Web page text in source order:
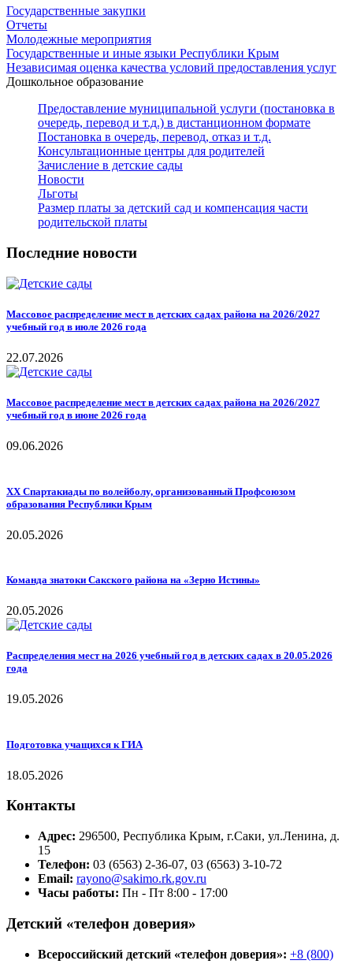
Государственные закупки
Отчеты
Молодежные мероприятия
Государственные и иные языки Республики Крым
Независимая оценка качества условий предоставления услуг
Дошкольное образование
Предоставление муниципальной услуги (постановка в
очередь, перевод и т.д.) в дистанционном формате
Постановка в очередь, перевод, отказ и т.д.
Консультационные центры для родителей
Зачисление в детские сады
Новости
Льготы
Размер платы за детский сад и компенсация части
родительской платы
Последние новости
Массовое распределение мест в детских садах района на 2026/2027
учебный год в июле 2026 года
22.07.2026
Массовое распределение мест в детских садах района на 2026/2027
учебный год в июне 2026 года
09.06.2026
ХХ Спартакиады по волейболу, организованный Профсоюзом
образования Республики Крым
20.05.2026
Команда знатоки Сакского района на «Зерно Истины»
20.05.2026
Распределения мест на 2026 учебный год в детских садах в 20.05.2026
года
19.05.2026
Подготовка учащихся к ГИА
18.05.2026
Контакты
Адрес: 296500, Республика Крым, г.Саки, ул.Ленина, д.
15
Телефон: 03 (6563) 2-36-07, 03 (6563) 3-10-72
Email: rayono@sakimo.rk.gov.ru
Часы работы: Пн - Пт 8:00 - 17:00
Детский «телефон доверия»
Всероссийский детский «телефон доверия»: +8 (800)